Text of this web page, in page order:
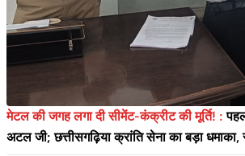
मेटल की जगह लगा दी सीमेंट-कंक्रीट की मूर्ति! :
अटल जी; छत्तीसगढ़िया क्रांति सेना का बड़ा